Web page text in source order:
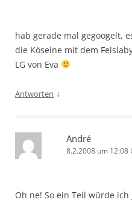
hab gerade mal gegoogelt,
die Köseine mit dem
LG von Eva
Antworten ↓
André
8.2.2008 um 12:08
Oh ne! So ein Teil würde